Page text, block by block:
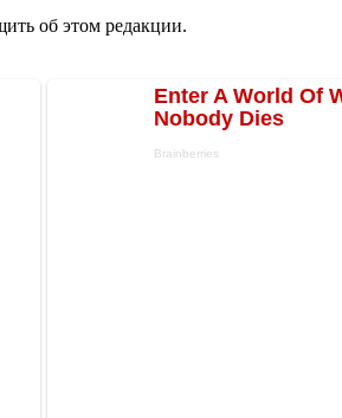
об этом редакции.